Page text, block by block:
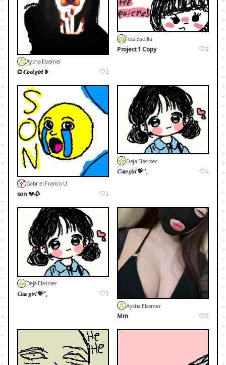
Aysha Elasmer
✪ 𝑪𝒐𝒐𝒍 𝒈𝒊𝒓𝒍 ❥ 1
ᥣᥙss Badilla
Project 1 Copy 2
Gabriel Franco U
son 💔🥀 1
Deja Elasmer
𝐶𝑢𝑡𝑒 𝑔𝑖𝑟𝑙 💝", 1
Deja Elasmer
𝐶𝑢𝑡𝑒 𝑔𝑖𝑟𝑙 💝'', 1
Aysha Elasmer
Mm 0